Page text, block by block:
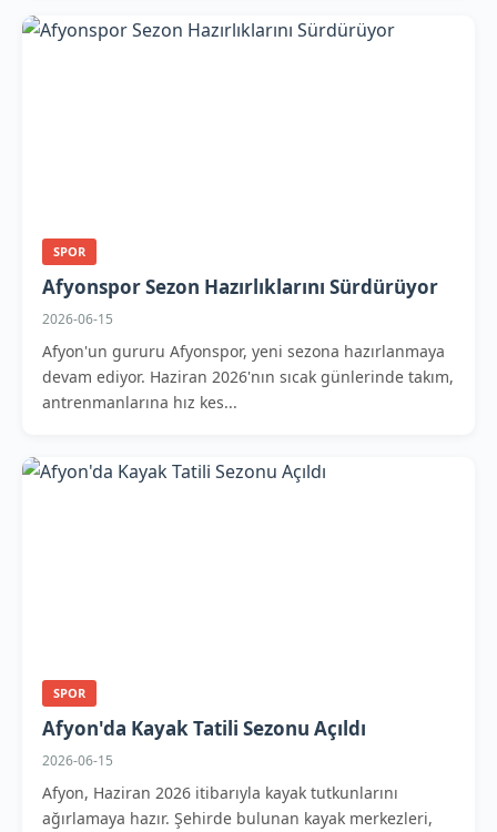
SPOR
Afyonspor Sezon Hazırlıklarını Sürdürüyor
2026-06-15
Afyon'un gururu Afyonspor, yeni sezona hazırlanmaya
devam ediyor. Haziran 2026'nın sıcak günlerinde takım,
antrenmanlarına hız kes...
SPOR
Afyon'da Kayak Tatili Sezonu Açıldı
2026-06-15
Afyon, Haziran 2026 itibarıyla kayak tutkunlarını
ağırlamaya hazır. Şehirde bulunan kayak merkezleri,